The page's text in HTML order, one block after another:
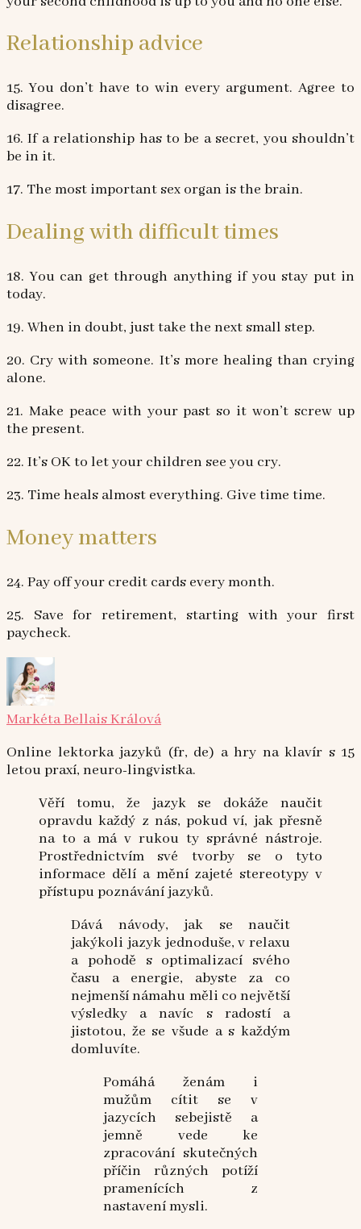
Relationship advice
15. You don’t have to win every argument. Agree to
disagree.
16. If a relationship has to be a secret, you shouldn’t
be in it.
17. The most important sex organ is the brain.
Dealing with difficult times
18. You can get through anything if you stay put in
today.
19. When in doubt, just take the next small step.
20. Cry with someone. It’s more healing than crying
alone.
21. Make peace with your past so it won’t screw up
the present.
22. It’s OK to let your children see you cry.
23. Time heals almost everything. Give time time.
Money matters
24. Pay off your credit cards every month.
25. Save for retirement, starting with your first
paycheck.
Markéta Bellais Králová
Online lektorka jazyků (fr, de) a hry na klavír s 15
letou praxí, neuro-lingvistka.
Věří tomu, že jazyk se dokáže naučit
opravdu každý z nás, pokud ví, jak přesně
na to a má v rukou ty správné nástroje.
Prostřednictvím své tvorby se o tyto
informace dělí a mění zajeté stereotypy v
přístupu poznávání jazyků.
Dává návody, jak se naučit
jakýkoli jazyk jednoduše, v relaxu
a pohodě s optimalizací svého
času a energie, abyste za co
nejmenší námahu měli co největší
výsledky a navíc s radostí a
jistotou, že se všude a s každým
domluvíte.
Pomáhá ženám i
mužům cítit se v
jazycích sebejistě a
jemně vede ke
zpracování skutečných
příčin různých potíží
pramenících z
nastavení mysli.